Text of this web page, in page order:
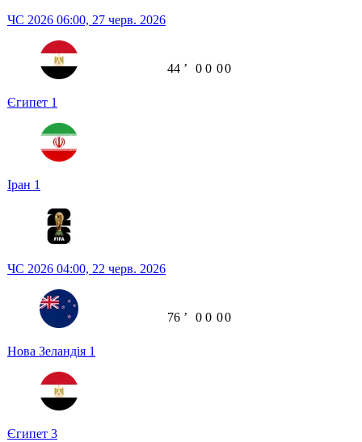
ЧС 2026 06:00, 27 черв. 2026
Єгипет 1
Іран 1
44 ʼ 0 0 00
ЧС 2026 04:00, 22 черв. 2026
Нова Зеландія 1
Єгипет 3
76 ʼ 0 0 00